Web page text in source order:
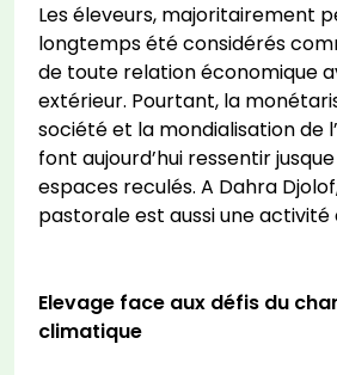
Les éleveurs, majoritairement
longtemps été considérés
de toute relation économique
extérieur. Pourtant, la
société et la mondialisation de
font aujourd’hui ressentir
espaces reculés. A Dahra
pastorale est aussi une activité
Elevage face aux défis du
climatique